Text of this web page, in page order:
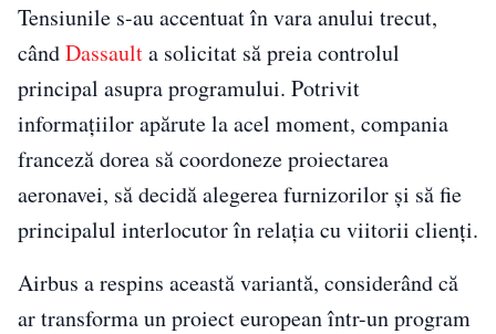
Tensiunile s-au accentuat în vara anului trecut,
cândDassaulta solicitat să preia controlul
principal asupra programului. Potrivit
informațiilor apărute la acel moment, compania
franceză dorea să coordoneze proiectarea
aeronavei, să decidă alegerea furnizorilor și să fie
principalul interlocutor în relația cu viitorii clienți.
Airbus a respins această variantă, considerând că
ar transforma un proiect european într-un program